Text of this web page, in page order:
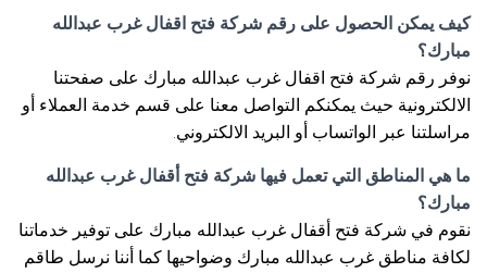
كيف يمكن الحصول على رقم شركة فتح اقفال غرب عبدالله
مبارك؟
نوفر رقم شركة فتح اقفال غرب عبدالله مبارك على صفحتنا
الالكترونية حيث يمكنكم التواصل معنا على قسم خدمة العملاء أو
مراسلتنا عبر الواتساب أو البريد الالكتروني.
ما هي المناطق التي تعمل فيها شركة فتح أقفال غرب عبدالله
مبارك؟
نقوم في شركة فتح أقفال غرب عبدالله مبارك على توفير خدماتنا
لكافة مناطق غرب عبدالله مبارك وضواحيها كما أننا نرسل طاقم